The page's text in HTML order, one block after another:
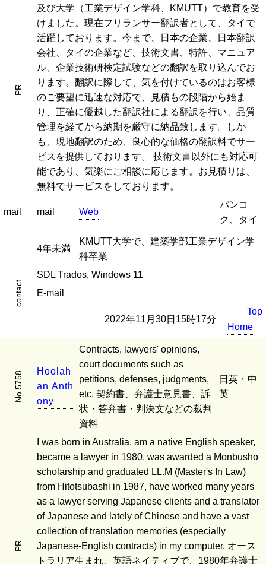
PR
及び大学（工業デザイン学科、KMUTT）で教育を受
けました。現在フリランサー翻訳者として、タイで
活躍しております。今まで、日本の企業、日本翻訳
会社、タイの企業など、技術文書、特許、マニュア
ル、企業技術研検定試験などの翻訳を取り込んでお
ります。翻訳に際して、気を付けているのはお客様
のご要望に迅速な対応で、見積もの段階から始ま
り、正確に優越した翻訳社による翻訳を行い、品質
管理を経てから納期を厳守に納品致します。しか
も、現地翻訳のため、良心的な価格の翻訳料でサー
ビスを提供しております。 技術文書以外にも対応可
能であり、気楽にご相談に応じます。お見積りは、
無料でサービスをしております。
mail mail Web
バンコ
ク、タイ
4年未満
KMUTT大学で、建築学部工業デザイン学
科卒業
SDL Trados, Windows 11
contact E-mail
2022年11月30日15時17分
Top
Home
No.5758 H oo a h
an Anth
ony
Contracts, lawyers' opinions,
court documents such as
petitions, defenses, judgments,
etc. 契約書、弁護士意見書、訴
状・答弁書・判決文などの裁判
資料
日英・中
英
PR
I was born in Australia, am a native English speaker,
became a lawyer in 1980, was awarded a Monbusho
scholarship and graduated LL.M (Master's In Law)
from Hitotsubashi in 1987, have worked many years
as a lawyer serving Japanese clients and a translator
of Japanese and lately of Chinese and have a vast
collection of translation memories (especially
Japanese-English contracts) in my computer. オース
トラリア生まれ、英語ネイティブで、1980年弁護士